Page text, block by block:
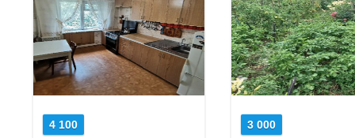
4 100 3 000